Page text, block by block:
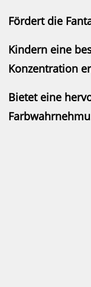
Fördert die
Kindern eine
Konzentration
Bietet eine